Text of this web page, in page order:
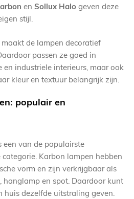
en Sollux Halo geven deze
stijl.
de lampen decoratief
passen ze goed in
en industriele interieurs, maar ook
kleur en textuur belangrijk zijn.
populair en
een van de populairste
Karbon lampen hebben
vorm en zijn verkrijgbaar als
en spot. Daardoor kunt
huis dezelfde uitstraling geven.